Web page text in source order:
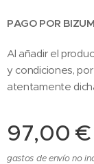
PAGO POR
Al añadir el
y condiciones,
atentamente
97,00 €
gastos de envío no